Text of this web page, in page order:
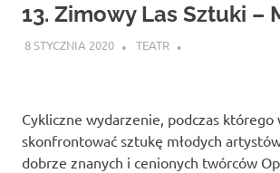
zaprasza
widzów
pokazy
filmów.
Opole
13. Zimowy Las Sztuki –
8 STYCZNIA 2020 TEATR
Cykliczne wydarzenie, podczas
skonfrontować sztukę młodych
dobrze znanych i cenionych twórców